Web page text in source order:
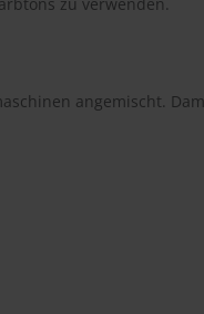
angemischt.